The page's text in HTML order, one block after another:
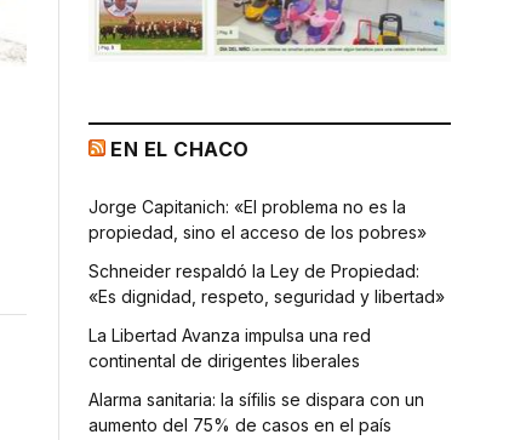
EN EL CHACO
Jorge Capitanich: «El problema no es la
propiedad, sino el acceso de los pobres»
Schneider respaldó la Ley de Propiedad:
«Es dignidad, respeto, seguridad y libertad»
La Libertad Avanza impulsa una red
continental de dirigentes liberales
Alarma sanitaria: la sífilis se dispara con un
aumento del 75% de casos en el país